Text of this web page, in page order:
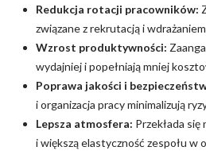
Redukcja rotacji pracowników:
związane z rekrutacją i
Wzrost produktywności:
wydajniej i popełniają mniej
Poprawa jakości i
i organizacja pracy minimalizują
Lepsza atmosfera: Przekłada się
i większą elastyczność zespołu w